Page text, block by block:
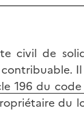
civil de
196 du
du